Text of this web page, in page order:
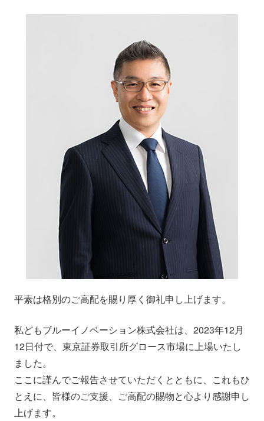
平素は格別のご高配を賜り厚く御礼申し上げます。
私どもブルーイノベーション株式会社は、2023年12月
12日付で、東京証券取引所グロース市場に上場いたし
ました。
ここに謹んでご報告させていただくとともに、これもひ
とえに、皆様のご支援、ご高配の賜物と心より感謝申し
上げます。